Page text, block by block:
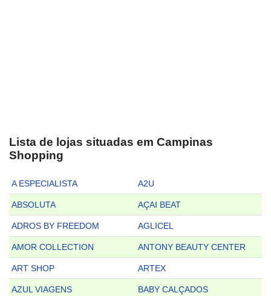
Lista de lojas situadas em Campinas
Shopping
A ESPECIALISTA A2U
ABSOLUTA AÇAI BEAT
ADROS BY FREEDOM AGLICEL
AMOR COLLECTION ANTONY BEAUTY CENTER
ART SHOP ARTEX
AZUL VIAGENS BABY CALÇADOS